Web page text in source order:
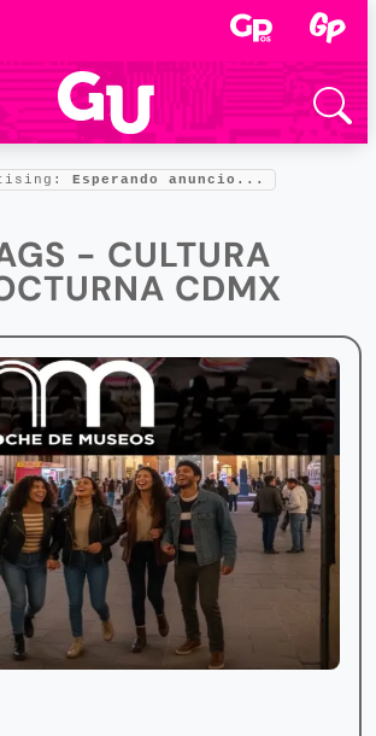
Esperando anuncio...
- CULTURA
CDMX